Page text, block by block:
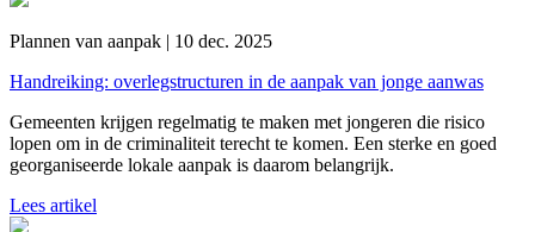
Plannen van aanpak | 10 dec. 2025
Handreiking: overlegstructuren in de aanpak van jonge aanwas
Gemeenten krijgen regelmatig te maken met jongeren die risico
lopen om in de criminaliteit terecht te komen. Een sterke en goed
georganiseerde lokale aanpak is daarom belangrijk.
Lees artikel